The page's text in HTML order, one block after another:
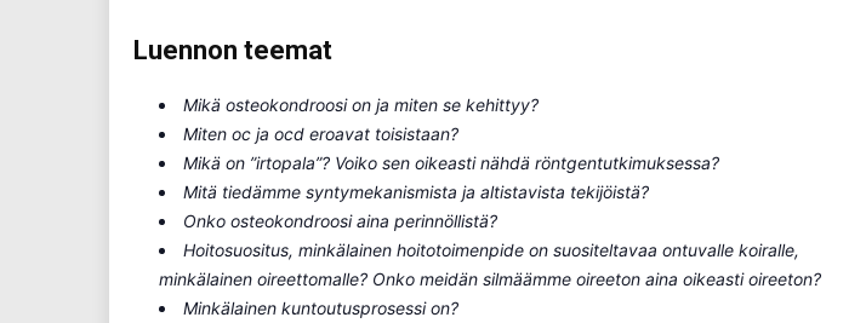
Luennon teemat
Mikä osteokondroosi on ja miten se kehittyy?
Miten oc ja ocd eroavat toisistaan?
Mikä on ”irtopala”? Voiko sen oikeasti nähdä röntgentutkimuksessa?
Mitä tiedämme syntymekanismista ja altistavista tekijöistä?
Onko osteokondroosi aina perinnöllistä?
Hoitosuositus, minkälainen hoitotoimenpide on suositeltavaa ontuvalle koiralle,
minkälainen oireettomalle? Onko meidän silmäämme oireeton aina oikeasti oireeton?
Minkälainen kuntoutusprosessi on?